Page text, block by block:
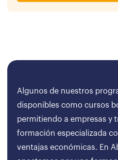
Algunos de nuestros
disponibles como cursos
permitiendo a empresas y
formación especializada
ventajas económicas. En